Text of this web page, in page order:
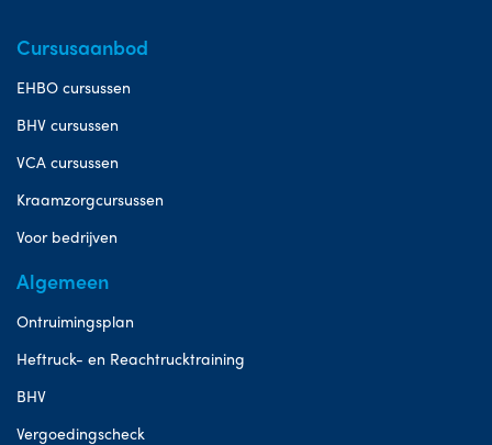
Cursusaanbod
EHBO cursussen
BHV cursussen
VCA cursussen
Kraamzorgcursussen
Voor bedrijven
Algemeen
Ontruimingsplan
Heftruck- en Reachtrucktraining
BHV
Vergoedingscheck